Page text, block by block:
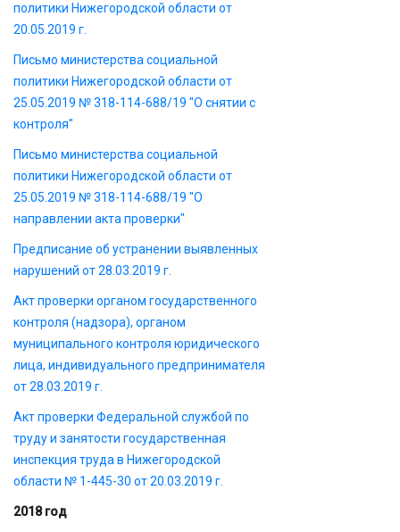
политики Нижегородской области от
20.05.2019 г.
Письмо министерства социальной
политики Нижегородской области от
25.05.2019 № 318-114-688/19 "О снятии с
контроля"
Письмо министерства социальной
политики Нижегородской области от
25.05.2019 № 318-114-688/19 "О
направлении акта проверки"
Предписание об устранении выявленных
нарушений от 28.03.2019 г.
Акт проверки органом государственного
контроля (надзора), органом
муниципального контроля юридического
лица, индивидуального предпринимателя
от 28.03.2019 г.
Акт проверки Федеральной службой по
труду и занятости государственная
инспекция труда в Нижегородской
области № 1-445-30 от 20.03.2019 г.
2018 год